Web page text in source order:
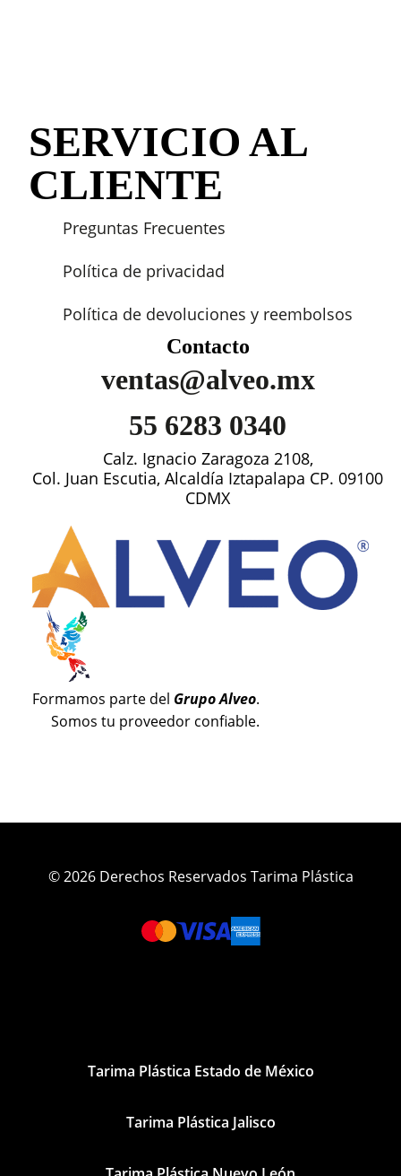
SERVICIO AL
CLIENTE
Preguntas Frecuentes
Política de privacidad
Política de devoluciones y reembolsos
Contacto
ventas@alveo.mx
55 6283 0340
Calz. Ignacio Zaragoza 2108,
Col. Juan Escutia, Alcaldía Iztapalapa CP. 09100
CDMX
Formamos parte del Grupo Alveo.
Somos tu proveedor confiable.
© 2026 Derechos Reservados Tarima Plástica
Tarima Plástica Estado de México
Tarima Plástica Jalisco